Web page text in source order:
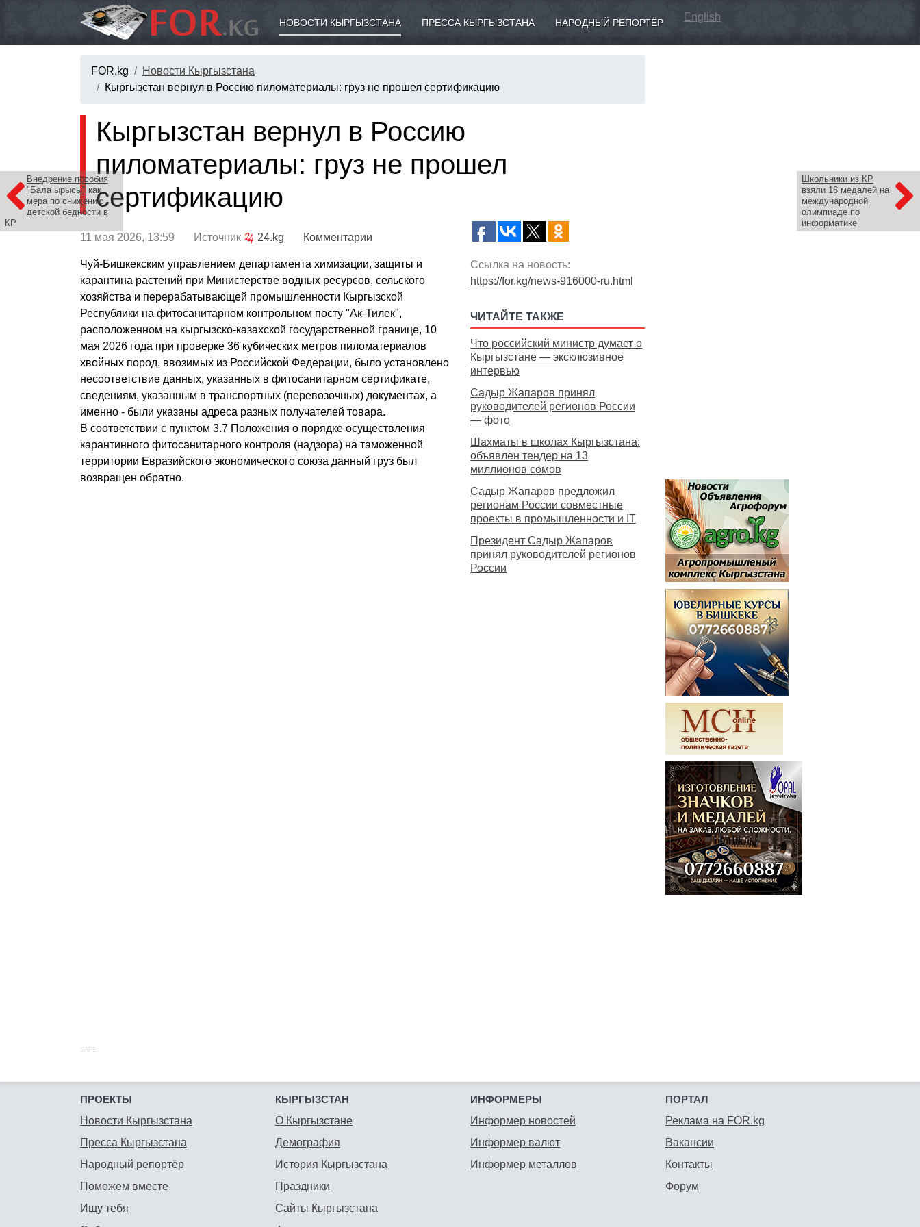
НОВОСТИ КЫРГЫЗСТАНА ПРЕССА КЫРГЫЗСТАНА НАРОДНЫЙ РЕПОРТЁР English
FOR.kg
Новости Кыргызстана
Кыргызстан вернул в Россию пиломатериалы: груз не прошел сертификацию
Внедрение пособия
"Бала ырысы" как
мера по снижению
детской бедности в
КР
Школьники из КР
взяли 16 медалей на
международной
олимпиаде по
информатике
Кыргызстан вернул в Россию
пиломатериалы: груз не прошел
сертификацию
11 мая 2026, 13:59 Источник 24.kg Комментарии
Чуй-Бишкекским управлением департамента химизации, защиты и
карантина растений при Министерстве водных ресурсов, сельского
хозяйства и перерабатывающей промышленности Кыргызской
Республики на фитосанитарном контрольном посту "Ак-Тилек",
расположенном на кыргызско-казахской государственной границе, 10
мая 2026 года при проверке 36 кубических метров пиломатериалов
хвойных пород, ввозимых из Российской Федерации, было установлено
несоответствие данных, указанных в фитосанитарном сертификате,
сведениям, указанным в транспортных (перевозочных) документах, а
именно - были указаны адреса разных получателей товара.
В соответствии с пунктом 3.7 Положения о порядке осуществления
карантинного фитосанитарного контроля (надзора) на таможенной
территории Евразийского экономического союза данный груз был
возвращен обратно.
Ссылка на новость:
https://for.kg/news-916000-ru.html
ЧИТАЙТЕ ТАКЖЕ
Что российский министр думает о
Кыргызстане — эксклюзивное
интервью
Садыр Жапаров принял
руководителей регионов России
— фото
Шахматы в школах Кыргызстана:
объявлен тендер на 13
миллионов сомов
Садыр Жапаров предложил
регионам России совместные
проекты в промышленности и IT
Президент Садыр Жапаров
принял руководителей регионов
России
SAPE:
ПРОЕКТЫ
Новости Кыргызстана
Пресса Кыргызстана
Народный репортёр
Поможем вместе
Ищу тебя
КЫРГЫЗСТАН
О Кыргызстане
Демография
История Кыргызстана
Праздники
Сайты Кыргызстана
ИНФОРМЕРЫ
Информер новостей
Информер валют
Информер металлов
ПОРТАЛ
Реклама на FOR.kg
Вакансии
Контакты
Форум